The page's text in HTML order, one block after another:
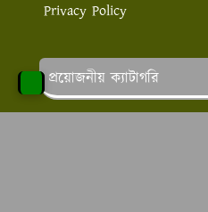
Privacy Policy
প্রয়োজনীয় ক্যাটাগরি